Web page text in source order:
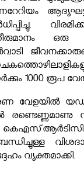
ഒരു
1000 രൂപ
വേളയില്‍
രണ്ടെണ്ണമാണു
വ്യക്തമാക്കി.